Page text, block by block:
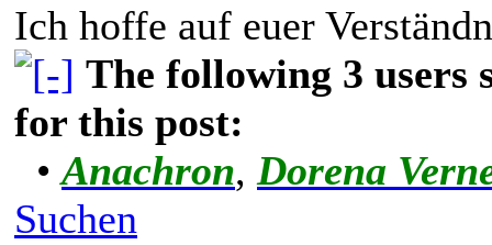
Ich hoffe auf euer
The following 3 users
for this post:
•Anachron, Dorena
Suchen